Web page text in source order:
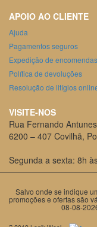
APOIO AO CLIENTE
Ajuda
Pagamentos seguros
Expedição de encomendas
Política de devoluções
Resolução de litígios
VISITE-NOS
Rua Fernando Antunes
6200 – 407 Covilhã,
Segunda a sexta: 8h
Salvo onde se indique
promoções e ofertas são
08-08-